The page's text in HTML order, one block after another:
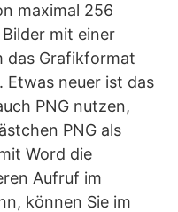
maximal 256
mit einer
das Grafikformat
Etwas neuer ist das
PNG nutzen,
PNG als
Word die
Aufruf im
können Sie im